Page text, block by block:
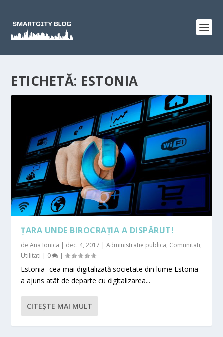
ETICHETĂ: ESTONIA
ȚARA UNDE BIROCRAȚIA A DISPĂRUT!
deAna Ionica | dec. 4, 2017 |Administratie publica, Comunitati,
Utilitati | 0 |
Estonia- cea mai digitalizată societate din lume Estonia
a ajuns atât de departe cu digitalizarea...
CITEŞTE MAI MULT